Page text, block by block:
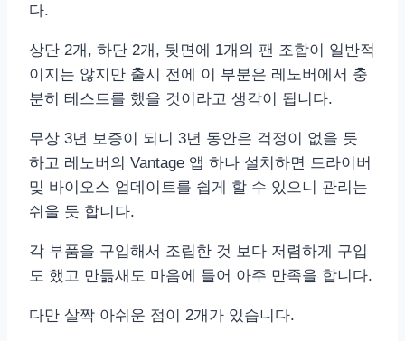
다.
상단 2개, 하단 2개, 뒷면에 1개의 팬 조합이 일반적
이지는 않지만 출시 전에 이 부분은 레노버에서 충
분히 테스트를 했을 것이라고 생각이 됩니다.
무상 3년 보증이 되니 3년 동안은 걱정이 없을 듯
하고 레노버의 Vantage 앱 하나 설치하면 드라이버
및 바이오스 업데이트를 쉽게 할 수 있으니 관리는
쉬울 듯 합니다.
각 부품을 구입해서 조립한 것 보다 저렴하게 구입
도 했고 만듦새도 마음에 들어 아주 만족을 합니다.
다만 살짝 아쉬운 점이 2개가 있습니다.